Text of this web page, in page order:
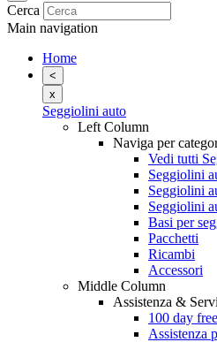
Cerca
Main navigation
Home
<
x
Seggiolini auto
Left Column
Naviga per
Vedi tutti
Seggiolini
Seggiolini
Seggiolini
Basi per
Pacchetti
Ricambi
Accessori
Middle Column
Assistenza &
100 day
Assistenza